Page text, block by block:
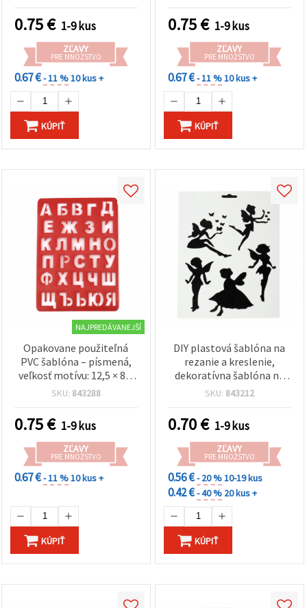
0.75€ 1-9 kus
ZĽAVY
PRE MNOŽSTVO
0.67 €- 11 %10 kus +
KÚPIŤ
0.75€ 1-9 kus
ZĽAVY
PRE MNOŽSTVO
0.67 €- 11 %10 kus +
KÚPIŤ
NAJPREDÁVANEJŠÍ
Opakovane použiteľná
PVC šablóna – písmená,
veľkosť motívu: 12,5 × 8,5
cm
SKU: 843288
0.75€ 1-9 kus
ZĽAVY
PRE MNOŽSTVO
0.67 €- 11 %10 kus +
KÚPIŤ
DIY plastová šablóna na
rezanie a kreslenie,
dekoratívna šablóna na
maľovanie, 21x31 mm,
SKU: 843212
0.70€ 1-9 kus
ZĽAVY
PRE MNOŽSTVO
0.56 €- 20 %10-19 kus
0.42 €- 40 % 20 kus +
KÚPIŤ